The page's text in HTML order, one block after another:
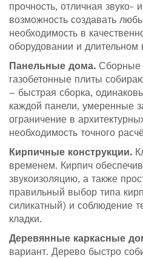
прочность, отличная звуко-
возможность создавать
необходимость в
оборудовании и
Панельные дома. Сборные
газобетонные плиты
– быстрая сборка,
каждой панели, умеренные
ограничение в
необходимость точного
Кирпичные конструкции.
временем. Кирпич
звукоизоляцию, а также
правильный выбор типа
силикатный) и соблюдение
кладки.
Деревянные каркасные
вариант. Дерево быстро